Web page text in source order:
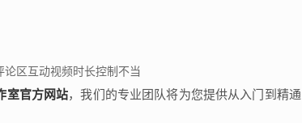
区互动视频时长控制不当
室官方网站，我们的专业团队将为您提供从入门到精通